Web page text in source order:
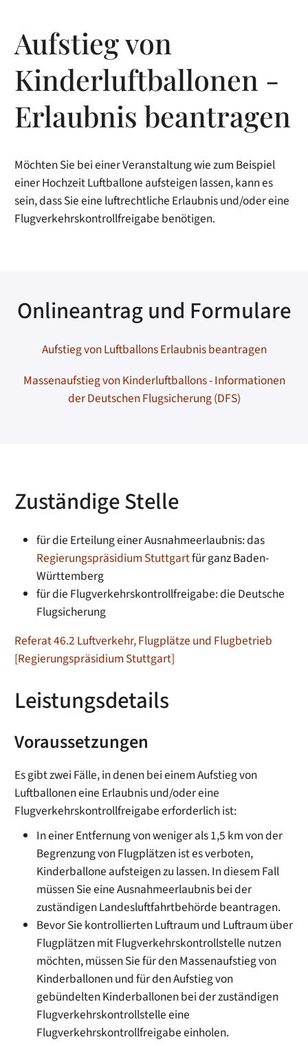
Aufstieg von
Kinderluftballonen -
Erlaubnis beantragen
Möchten Sie bei einer Veranstaltung wie zum Beispiel
einer Hochzeit Luftballone aufsteigen lassen, kann es
sein, dass Sie eine luftrechtliche Erlaubnis und/oder eine
Flugverkehrskontrollfreigabe benötigen.
Onlineantrag und Formulare
Aufstieg von Luftballons Erlaubnis beantragen
Massenaufstieg von Kinderluftballons - Informationen
der Deutschen Flugsicherung (DFS)
Zuständige Stelle
für die Erteilung einer Ausnahmeerlaubnis: das
Regierungspräsidium Stuttgartfür ganz Baden-
Württemberg
für die Flugverkehrskontrollfreigabe: die Deutsche
Flugsicherung
Referat 46.2 Luftverkehr, Flugplätze und Flugbetrieb
[Regierungspräsidium Stuttgart]
Leistungsdetails
Voraussetzungen
Es gibt zwei Fälle, in denen bei einem Aufstieg von
Luftballonen eine Erlaubnis und/oder eine
Flugverkehrskontrollfreigabe erforderlich ist:
In einer Entfernung von weniger als 1,5 km von der
Begrenzung von Flugplätzen ist es verboten,
Kinderballone aufsteigen zu lassen. In diesem Fall
müssen Sie eine Ausnahmeerlaubnis bei der
zuständigen Landesluftfahrtbehörde beantragen.
Bevor Sie kontrollierten Luftraum und Luftraum über
Flugplätzen mit Flugverkehrskontrollstelle nutzen
möchten, müssen Sie für den Massenaufstieg von
Kinderballonen und für den Aufstieg von
gebündelten Kinderballonen bei der zuständigen
Flugverkehrskontrollstelle eine
Flugverkehrskontrollfreigabe einholen.